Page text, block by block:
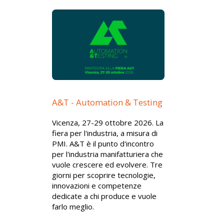
A&T - Automation & Testing
Vicenza, 27-29 ottobre 2026. La
fiera per l'industria, a misura di
PMI. A&T è il punto d'incontro
per l'industria manifatturiera che
vuole crescere ed evolvere. Tre
giorni per scoprire tecnologie,
innovazioni e competenze
dedicate a chi produce e vuole
farlo meglio.